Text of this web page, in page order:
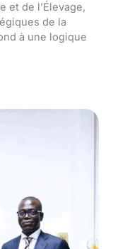
et de l’Élevage,
de la
à une logique